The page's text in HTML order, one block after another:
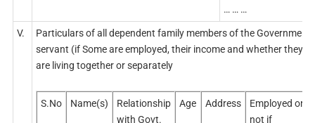
… … …
V.
Particulars of all dependent family members of the Government
servant (if Some are employed, their income and whether they
are living together or separately
S.No Name(s)
Relationship
with Govt.
Age Address
Employed or
not if